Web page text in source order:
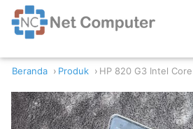
Beranda Produk HP 820 G3 Intel Core i7-6600U 8/256GB